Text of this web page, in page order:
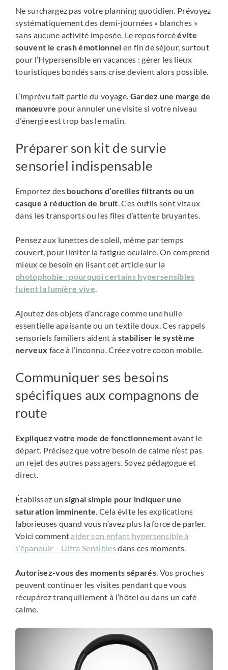
Ne surchargez pas votre planning quotidien. Prévoyez
systématiquement des demi-journées « blanches »
sans aucune activité imposée. Le repos forcéévite
souvent le crash émotionnel en fin de séjour, surtout
pour l’Hypersensible en vacances : gérer les lieux
touristiques bondés sans crise devient alors possible.
L’imprévu fait partie du voyage. Gardez une marge de
manœuvre pour annuler une visite si votre niveau
d’énergie est trop bas le matin.
Préparer son kit de survie
sensoriel indispensable
Emportez des bouchons d’oreilles filtrants ou un
casque à réduction de bruit. Ces outils sont vitaux
dans les transports ou les files d’attente bruyantes.
Pensez aux lunettes de soleil, même par temps
couvert, pour limiter la fatigue oculaire. On comprend
mieux ce besoin en lisant cet article sur la
photophobie : pourquoi certains hypersensibles
fuient la lumière vive.
Ajoutez des objets d’ancrage comme une huile
essentielle apaisante ou un textile doux. Ces rappels
sensoriels familiers aident à stabiliser le système
nerveux face à l’inconnu. Créez votre cocon mobile.
Communiquer ses besoins
spécifiques aux compagnons de
route
Expliquez votre mode de fonctionnementavant le
départ. Précisez que votre besoin de calme n’est pas
un rejet des autres passagers. Soyez pédagogue et
direct.
Établissez unsignal simple pour indiquer une
saturation imminente. Cela évite les explications
laborieuses quand vous n’avez plus la force de parler.
Voici commentaider son enfant hypersensible à
s’épanouir – Ultra Sensibles dans ces moments.
Autorisez-vous des moments séparés. Vos proches
peuvent continuer les visites pendant que vous
récupérez tranquillement à l’hôtel ou dans un café
calme.